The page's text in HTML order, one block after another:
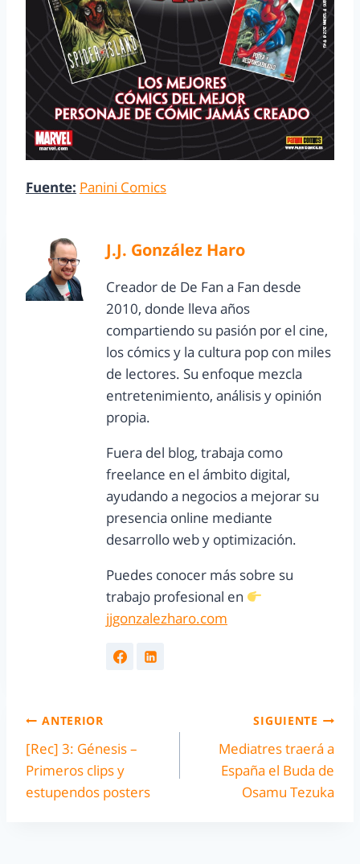
Fuente: Panini Comics
J.J. González Haro
Creador de De Fan a Fan desde
2010, donde lleva años
compartiendo su pasión por el cine,
los cómics y la cultura pop con miles
de lectores. Su enfoque mezcla
entretenimiento, análisis y opinión
propia.
Fuera del blog, trabaja como
freelance en el ámbito digital,
ayudando a negocios a mejorar su
presencia online mediante
desarrollo web y optimización.
Puedes conocer más sobre su
trabajo profesional en
jjgonzalezharo.com
ANTERIOR
[Rec] 3: Génesis –
Primeros clips y
estupendos posters
SIGUIENTE
Mediatres traerá a
España el Buda de
Osamu Tezuka